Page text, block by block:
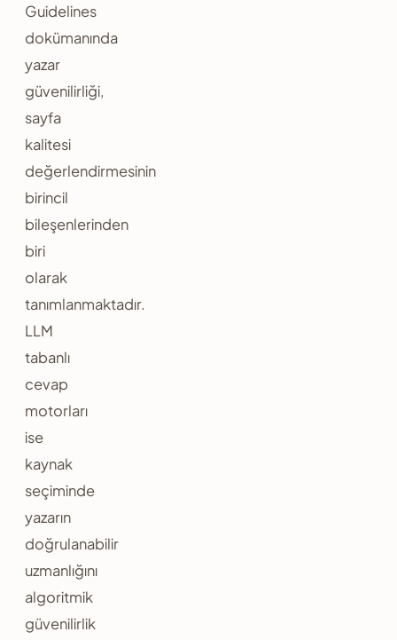
Guidelines
dokümanında
yazar
güvenilirliği,
sayfa
kalitesi
değerlendirmesinin
birincil
bileşenlerinden
biri
olarak
tanımlanmaktadır.
LLM
tabanlı
cevap
motorları
ise
kaynak
seçiminde
yazarın
doğrulanabilir
uzmanlığını
algoritmik
güvenilirlik